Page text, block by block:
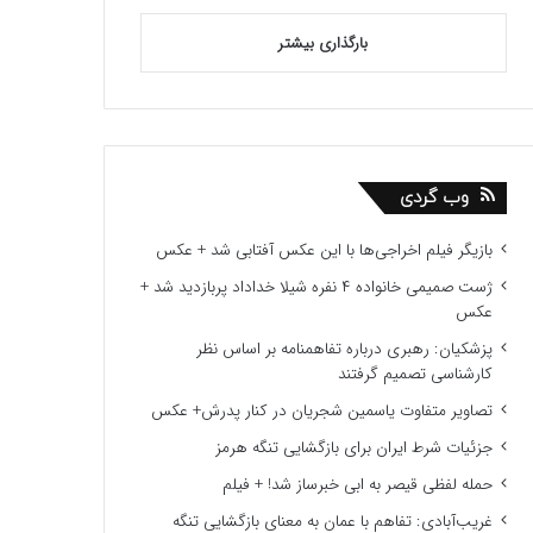
بارگذاری بیشتر
وب گردی
بازیگر فیلم اخراجی‌ها با این عکس آفتابی شد + عکس
ژست صمیمی خانواده ۴ نفره شیلا خداداد پربازدید شد +
عکس
پزشکیان: رهبری درباره تفاهمنامه بر اساس نظر
کارشناسی تصمیم گرفتند
تصاویر متفاوت یاسمین شجریان در کنار پدرش+ عکس
جزئیات شرط ایران برای بازگشایی تنگه هرمز
حمله لفظی قیصر به ابی خبرساز شد! + فیلم
غریب‌آبادی: تفاهم با عمان به معنای بازگشایی تنگه